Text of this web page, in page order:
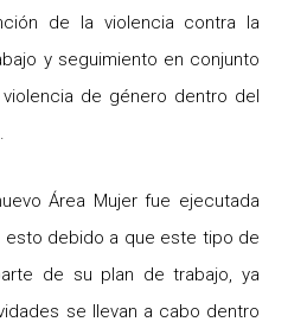
de la violencia contra la
y seguimiento en conjunto
de género dentro del
Área Mujer fue ejecutada
esto debido a que este tipo de
de su plan de trabajo, ya
se llevan a cabo dentro